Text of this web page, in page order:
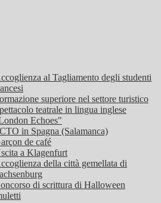
al Tagliamento degli studenti
superiore nel settore turistico
teatrale in lingua inglese
Echoes"
in Spagna (Salamanca)
de café
a Klagenfurt
della città gemellata di
di scrittura di Halloween